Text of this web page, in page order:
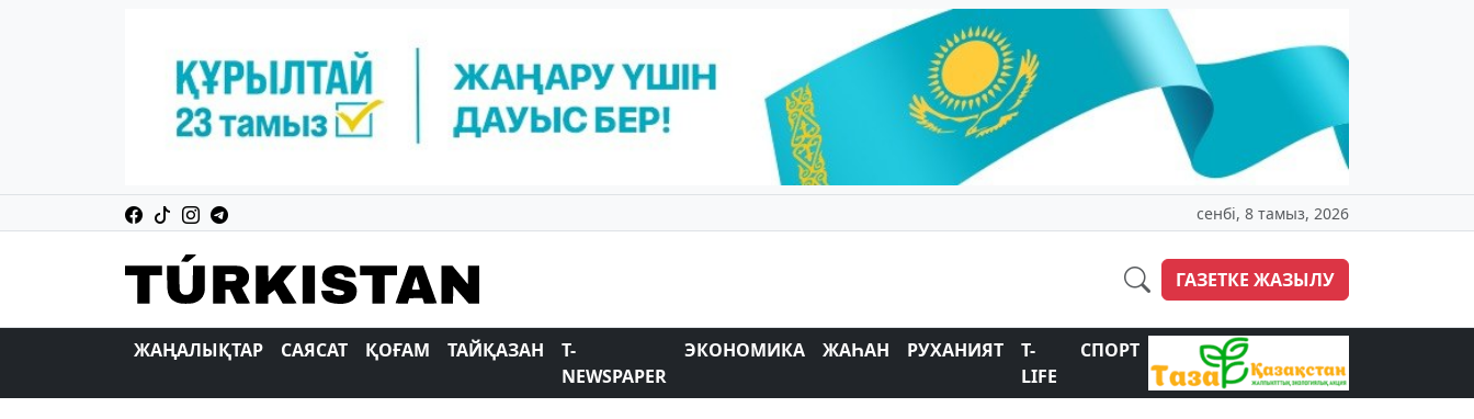
сенбі, 8 тамыз, 2026
ГАЗЕТКЕ ЖАЗЫЛУ
ЖАҢАЛЫҚТАР САЯСАТ ҚОҒАМ ТАЙҚАЗАН
T-
NEWSPAPER
ЭКОНОМИКА ЖАҺАН РУХАНИЯТ
T-
LIFE
СПОРТ